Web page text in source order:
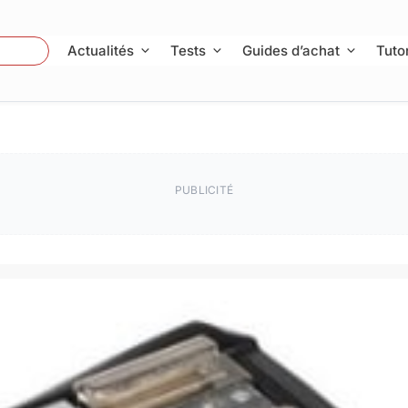
Actualités Tests Guides d’achat
PUBLICITÉ